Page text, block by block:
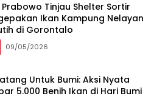
Prabowo Tinjau Shelter Sortir
Ikan Kampung Nelayan
di Gorontalo
09/05/2026
Untuk Bumi: Aksi Nyata
5.000 Benih Ikan di Hari Bumi